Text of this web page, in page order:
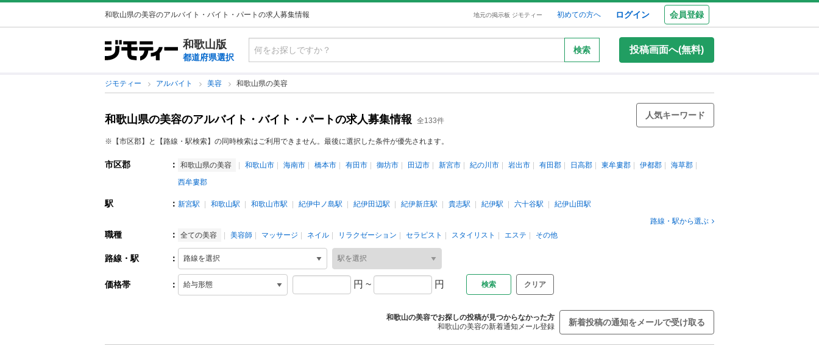
和歌山県の美容のアルバイト・バイト・パートの求人募集情報 地元の掲示板 ジモティー 初めての方へ ログイン 会員登録
和歌山版
都道府県選択
検索 投稿画面へ(無料)
ジモティー アルバイト 美容 和歌山県の美容
和歌山県の美容のアルバイト・バイト・パートの求人募集情報 全133件
人気キーワード
※【市区郡】と【路線・駅検索】の同時検索はご利用できません。最後に選択した条件が優先されます。
市区郡 ： 和歌山県の美容 和歌山市 海南市 橋本市 有田市 御坊市 田辺市 新宮市 紀の川市 岩出市 有田郡 日高郡 東牟婁郡 伊都郡
海草郡
西牟婁郡
駅 ： 新宮駅 和歌山駅 和歌山市駅 紀伊中ノ島駅 紀伊田辺駅 紀伊新庄駅 貴志駅 紀伊駅 六十谷駅
紀伊山田駅
路線・駅から選ぶ
職種 ： 全ての美容 美容師 マッサージ ネイル リラクゼーション セラピスト スタイリスト エステ その他
路線・駅 ：
価格帯 ： 円 ~ 円 クリア
和歌山の美容でお探しの投稿が見つからなかった方
和歌山の美容の新着通知メール登録
新着投稿の通知をメールで受け取る